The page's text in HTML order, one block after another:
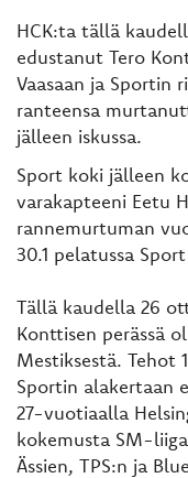
HCK:ta tällä
edustanut Tero
Vaasaan ja Sportin
ranteensa
jälleen iskussa.
Sport koki jälleen
varakapteeni Eetu
rannemurtuman
30.1 pelatussa
Tällä kaudella 26
Konttisen perässä
Mestiksestä. Tehot
Sportin alakertaan
27-vuotiaalla
kokemusta SM-
Ässien, TPS:n ja